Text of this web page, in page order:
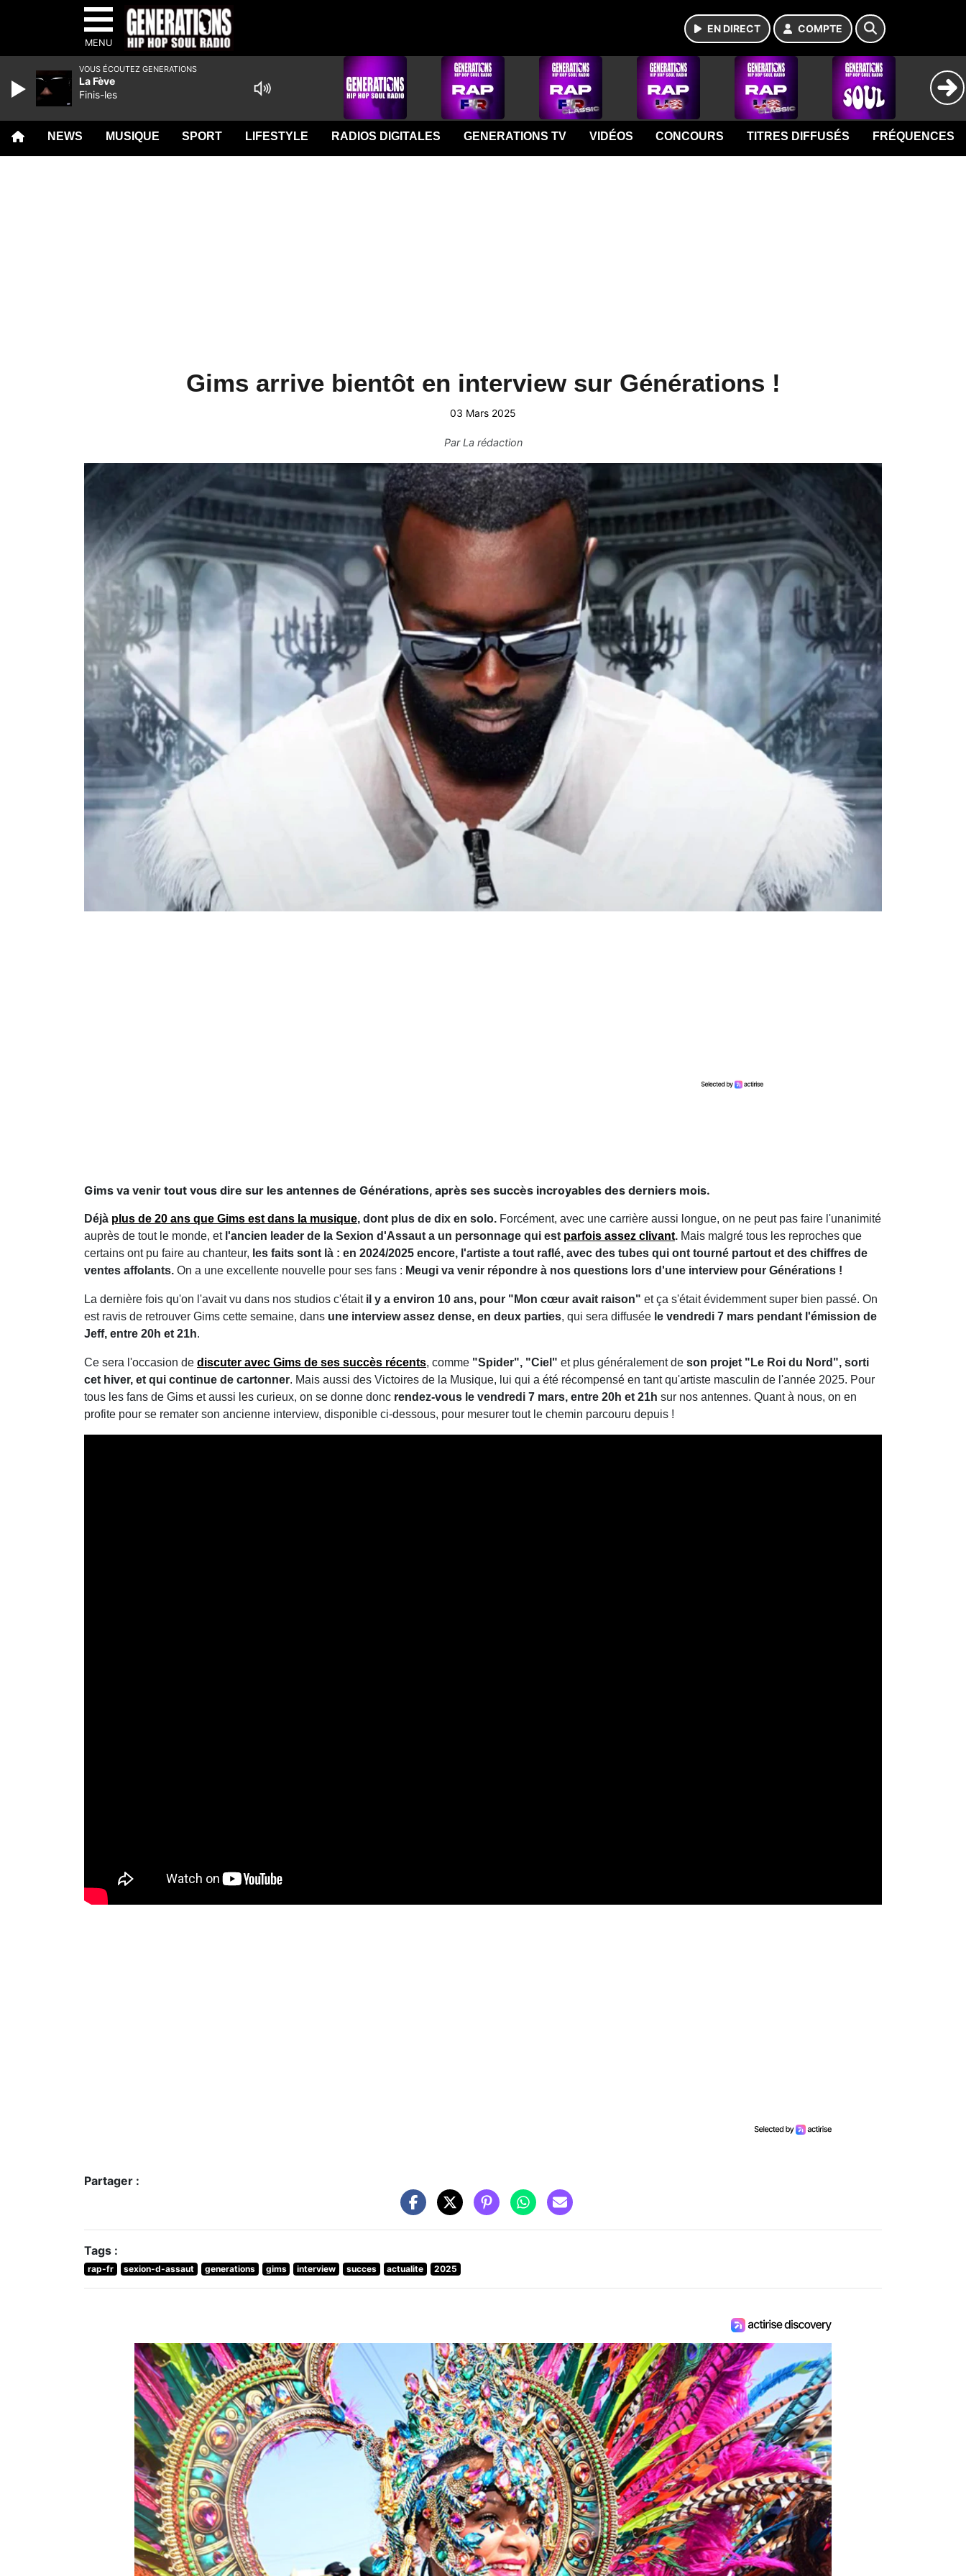
MENU
EN DIRECT COMPTE
NEWS MUSIQUE SPORT LIFESTYLE RADIOS DIGITALES GENERATIONS TV VIDÉOS CONCOURS TITRES DIFFUSÉS FRÉQUENCES
Gims arrive bientôt en interview sur Générations !
03 Mars 2025
ParLa rédaction
Gims va venir tout vous dire sur les antennes de Générations, après ses succès incroyables des derniers mois.
Déjà plus de 20 ans que Gims est dans la musique, dont plus de dix en solo. Forcément, avec une carrière aussi longue, on ne peut pas faire l'unanimité
auprès de tout le monde, etl'ancien leader de la Sexion d'Assaut a un personnage qui est parfois assez clivant. Mais malgré tous les reproches que
certains ont pu faire au chanteur, les faits sont là : en 2024/2025 encore, l'artiste a tout raflé, avec des tubes qui ont tourné partout et des chiffres de
ventes affolants. On a une excellente nouvelle pour ses fans : Meugi va venir répondre à nos questions lors d'une interview pour Générations !
La dernière fois qu'on l'avait vu dans nos studios c'étaitil y a environ 10 ans, pour "Mon cœur avait raison" et ça s'était évidemment super bien passé. On
est ravis de retrouver Gims cette semaine, dans une interview assez dense, en deux parties, qui sera diffusée le vendredi 7 mars pendant l'émission de
Jeff, entre 20h et 21h.
Ce sera l'occasion de discuter avec Gims de ses succès récents, comme "Spider", "Ciel" et plus généralement de son projet "Le Roi du Nord", sorti
cet hiver, et qui continue de cartonner. Mais aussi des Victoires de la Musique, lui qui a été récompensé en tant qu'artiste masculin de l'année 2025. Pour
tous les fans de Gims et aussi les curieux, on se donne donc rendez-vous le vendredi 7 mars, entre 20h et 21h sur nos antennes. Quant à nous, on en
profite pour se remater son ancienne interview, disponible ci-dessous, pour mesurer tout le chemin parcouru depuis !
Partager :
Tags :
rap-fr sexion-d-assaut generations gims interview succes actualite 2025
VOUS ÉCOUTEZ GENERATIONS
La Fève
Finis-les